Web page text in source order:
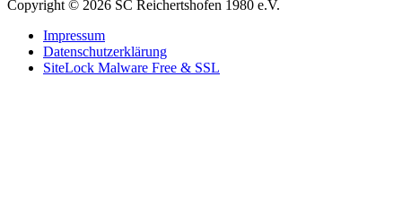
Copyright © 2026 SC Reichertshofen 1980 e.V.
Impressum
Datenschutzerklärung
SiteLock Malware Free & SSL